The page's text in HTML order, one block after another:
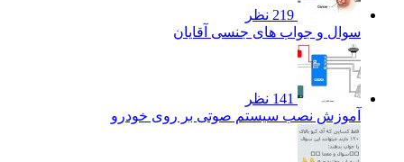
219 نظر
سوال و جواب های جنسی آقایان
141 نظر
آموزش نصب سیستم صوتی بر روی خودرو